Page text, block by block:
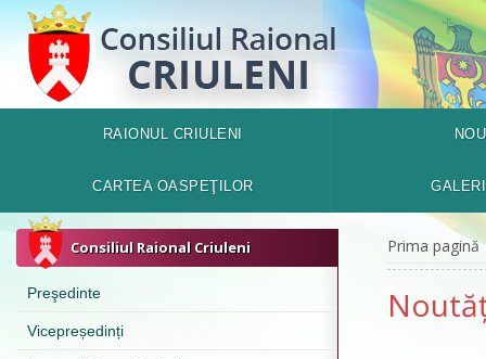
RAIONUL CRIULENI
CARTEA OASPEŢILOR
Consiliul Raional Criuleni
Preşedinte
Vicepreședinți
Prima pagină